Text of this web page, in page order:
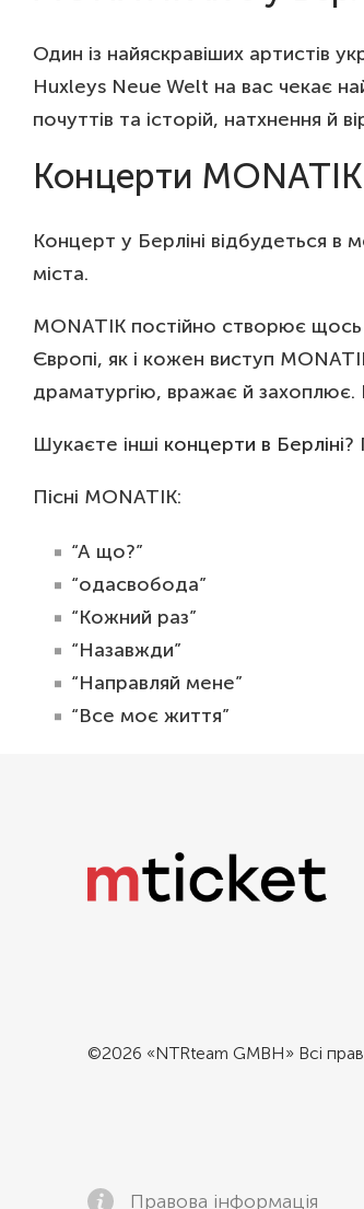
Один із найяскравіших артистів
Huxleys Neue Welt на вас чекає
почуттів та історій, натхнення
Концерти MONATIK
Концерт у Берліні відбудеться
міста.
MONATIK постійно створює щось
Європі, як і кожен виступ
драматургію, вражає й
Шукаєте інші концерти в Берліні?
Пісні MONATIK:
“А що?”
“одасвобода”
“Кожний раз”
“Назавжди”
“Направляй мене”
“Все моє життя”
©2026 «NTRteam GMBH» Всі
Правова інформація